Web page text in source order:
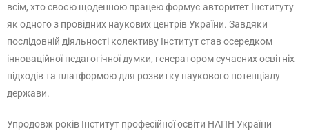
всім, хто своєю щоденною працею формує авторитет Інституту
як одного з провідних наукових центрів України. Завдяки
послідовній діяльності колективу Інститут став осередком
інноваційної педагогічної думки, генератором сучасних освітніх
підходів та платформою для розвитку наукового потенціалу
держави.
Упродовж років Інститут професійної освіти НАПН України